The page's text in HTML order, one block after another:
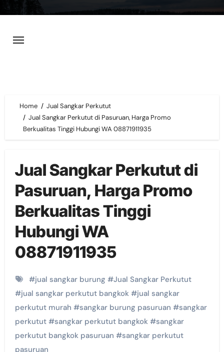
content
Home
Jual Sangkar Perkutut
Jual Sangkar Perkutut di Pasuruan, Harga Promo
Berkualitas Tinggi Hubungi WA 08871911935
Jual Sangkar Perkutut di
Pasuruan, Harga Promo
Berkualitas Tinggi
Hubungi WA
08871911935
#jual sangkar burung #Jual Sangkar Perkutut
#jual sangkar perkutut bangkok#jual sangkar
perkutut murah #sangkar burung pasuruan #sangkar
perkutut#sangkar perkutut bangkok#sangkar
perkutut bangkok pasuruan #sangkar perkutut
pasuruan